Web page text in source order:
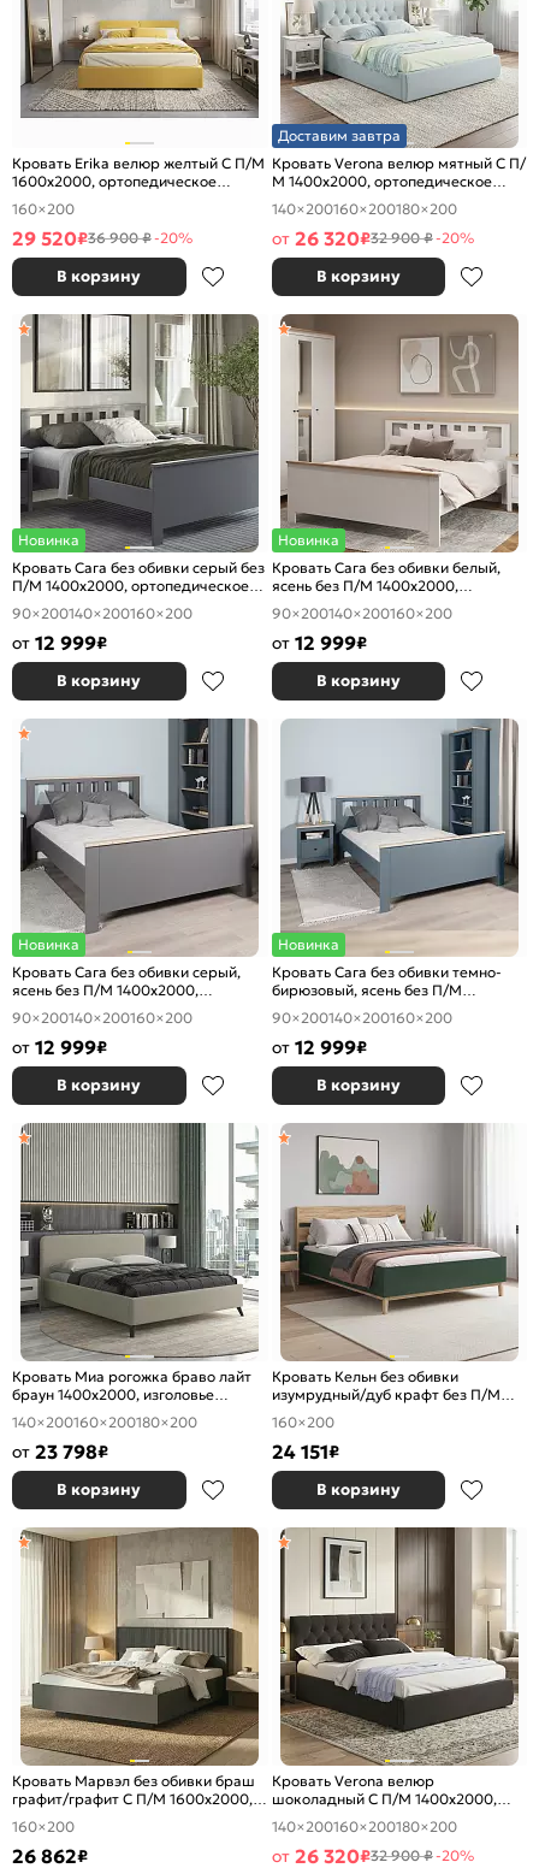
Кровать Erika велюр желтый С П/М
1600x2000, ортопедическое
основание, изголовье мягкое
160×200
29 520₽36 900 ₽-20%
В корзину
Доставим завтра
Кровать Verona велюр мятный С П/
М 1400x2000, ортопедическое
основание, изголовье мягкое
140×200160×200180×200
от 26 320₽32 900 ₽-20%
В корзину
Новинка
Кровать Сага без обивки серый без
П/М 1400x2000, ортопедическое
основание, изголовье жесткое
90×200140×200160×200
от 12 999₽
В корзину
Новинка
Кровать Сага без обивки белый,
ясень без П/М 1400x2000,
ортопедическое основание,
изголовье жесткое
90×200140×200160×200
от 12 999₽
В корзину
Новинка
Кровать Сага без обивки серый,
ясень без П/М 1400x2000,
ортопедическое основание,
изголовье жесткое
90×200140×200160×200
от 12 999₽
В корзину
Новинка
Кровать Сага без обивки темно-
бирюзовый, ясень без П/М
1400x2000, ортопедическое
основание, изголовье жесткое
90×200140×200160×200
от 12 999₽
В корзину
Кровать Миа рогожка браво лайт
браун 1400x2000, изголовье
мягкое
140×200160×200180×200
от 23 798₽
В корзину
Кровать Кельн без обивки
изумрудный/дуб крафт без П/М
1600x2000, изголовье жесткое
160×200
24 151₽
В корзину
Кровать Марвэл без обивки браш
графит/графит С П/М 1600x2000,
ортопедическое основание,
изголовье жесткое
160×200
26 862₽
Кровать Verona велюр
шоколадный С П/М 1400x2000,
ортопедическое основание,
изголовье мягкое
140×200160×200180×200
от 26 320₽32 900 ₽-20%